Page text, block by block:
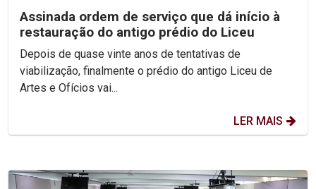
Assinada ordem de serviço que dá início à
restauração do antigo prédio do Liceu
Depois de quase vinte anos de tentativas de
viabilização, finalmente o prédio do antigo Liceu de
Artes e Ofícios vai...
LER MAIS